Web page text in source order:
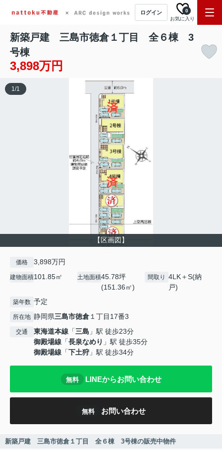
ログイン
お気に入り
0
新築戸建 三島市徳倉１丁目 全６棟 3
号棟
3,898万円
【区画図】
1/1
価格 3,898万円
建物面積101.85㎡ 土地面積45.78坪
(151.36㎡)
間取り
4LK＋S(納
戸)
築年数 予定
所在地 静岡県三島市徳倉１丁目17番3
交通 東海道本線 「三島 」駅 徒歩23分
御殿場線 「長泉なめり 」駅 徒歩35分
御殿場線 「下土狩 」駅 徒歩34分
無料 LINEからお問い合わせ
無料 お問い合わせ
新築戸建 三島市徳倉１丁目 全６棟 3号棟の販売中物件